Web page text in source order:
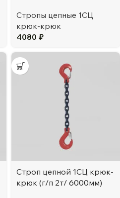
Стропы цепные 1СЦ
крюк-крюк
4080 ₽
Строп цепной 1СЦ крюк-
крюк (г/п 2т/ 6000мм)